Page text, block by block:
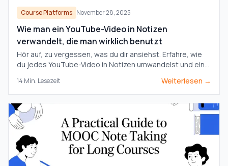
Course Platforms November 28, 2025
Wie man ein YouTube-Video in Notizen
verwandelt, die man wirklich benutzt
Hör auf, zu vergessen, was du dir ansiehst. Erfahre, wie
du jedes YouTube-Video in Notizen umwandelst und eine
aufbaust, die du wirklich besitzt.
14 Min. Lesezeit Weiterlesen →